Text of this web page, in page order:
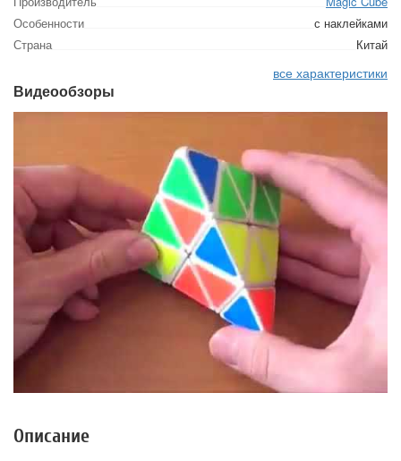
Особенности
с наклейками
Страна
Китай
все характеристики
Видеообзоры
Описание